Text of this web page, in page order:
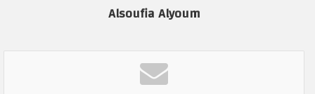
Alsoufia Alyoum